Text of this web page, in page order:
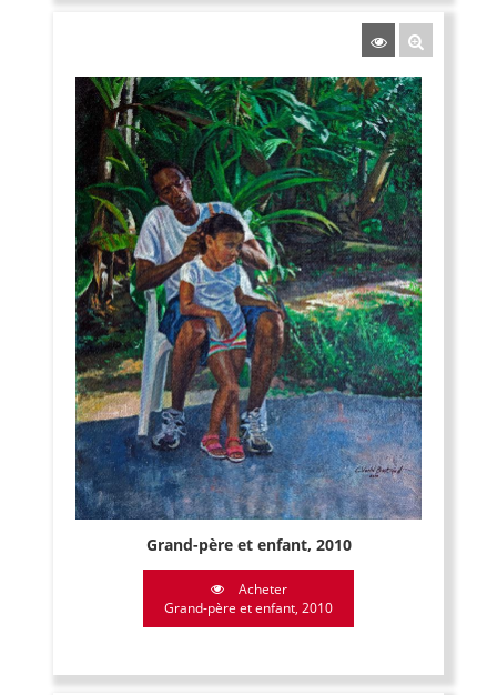
Grand-père et enfant, 2010
Acheter
Grand-père et enfant, 2010